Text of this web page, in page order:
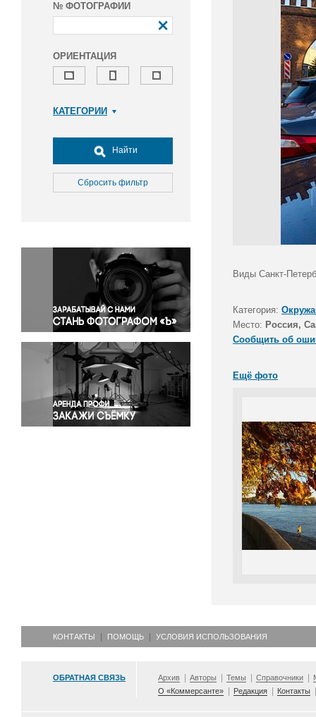
№ ФОТОГРАФИИ
ОРИЕНТАЦИЯ
КАТЕГОРИИ
Досуг, туризм и отдых
Культура
Медицина
Окружающая среда
Политика
Правосудие
Происшествия и конфликты
Религия
Светская жизнь
Спорт
Экология
Экономика и бизнес
Найти
Сбросить фильтр
Виды Санкт-
Категория:
Место: Россия,
Сообщить об
Ещё фото
КОНТАКТЫ ПОМОЩЬ УСЛОВИЯ ИСПОЛЬЗОВАНИЯ
ОБРАТНАЯ СВЯЗЬ Архив Авторы Темы Справочники
О «Коммерсанте»
Редакция Контакты